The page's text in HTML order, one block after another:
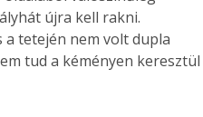
újra kell rakni.
tetején nem volt dupla
tud a kéményen keresztül